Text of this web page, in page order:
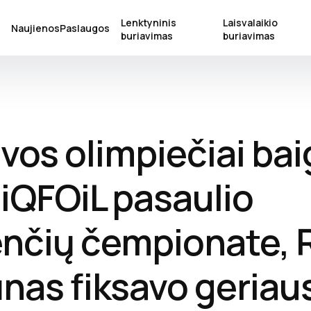
NaujienosPaslaugos
Lenktyninis
buriavimas
Laisvalaikio
buriavimas
olimpiečiai
pasaulio
čempionate,
fiksavo